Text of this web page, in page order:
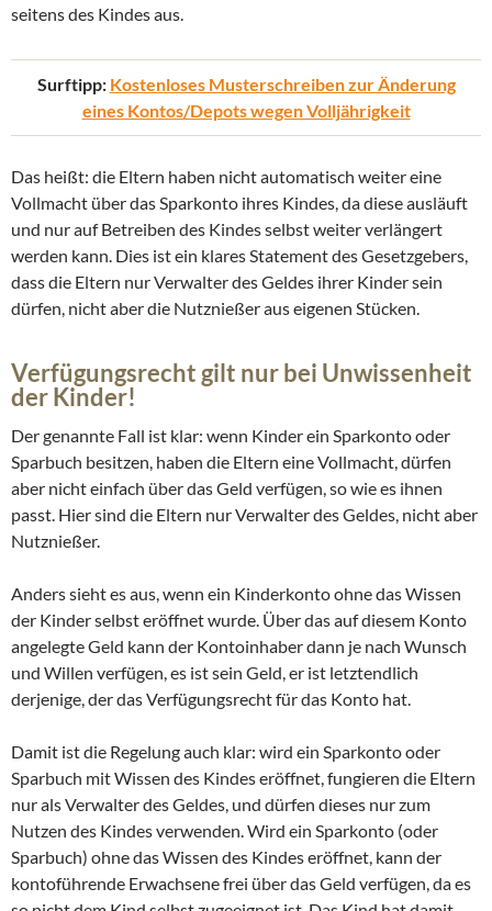
seitens des Kindes aus.
Surftipp: Kostenloses Musterschreiben zur Änderung
eines Kontos/Depots wegen Volljährigkeit
Das heißt: die Eltern haben nicht automatisch weiter eine
Vollmacht über das Sparkonto ihres Kindes, da diese ausläuft
und nur auf Betreiben des Kindes selbst weiter verlängert
werden kann. Dies ist ein klares Statement des Gesetzgebers,
dass die Eltern nur Verwalter des Geldes ihrer Kinder sein
dürfen, nicht aber die Nutznießer aus eigenen Stücken.
Verfügungsrecht gilt nur bei Unwissenheit
der Kinder!
Der genannte Fall ist klar: wenn Kinder ein Sparkonto oder
Sparbuch besitzen, haben die Eltern eine Vollmacht, dürfen
aber nicht einfach über das Geld verfügen, so wie es ihnen
passt. Hier sind die Eltern nur Verwalter des Geldes, nicht aber
Nutznießer.
Anders sieht es aus, wenn ein Kinderkonto ohne das Wissen
der Kinder selbst eröffnet wurde. Über das auf diesem Konto
angelegte Geld kann der Kontoinhaber dann je nach Wunsch
und Willen verfügen, es ist sein Geld, er ist letztendlich
derjenige, der das Verfügungsrecht für das Konto hat.
Damit ist die Regelung auch klar: wird ein Sparkonto oder
Sparbuch mit Wissen des Kindes eröffnet, fungieren die Eltern
nur als Verwalter des Geldes, und dürfen dieses nur zum
Nutzen des Kindes verwenden. Wird ein Sparkonto (oder
Sparbuch) ohne das Wissen des Kindes eröffnet, kann der
kontoführende Erwachsene frei über das Geld verfügen, da es